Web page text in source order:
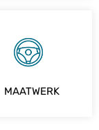
MAATWERK